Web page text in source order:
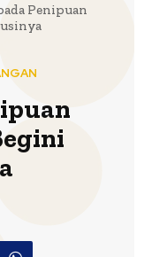
Penipuan